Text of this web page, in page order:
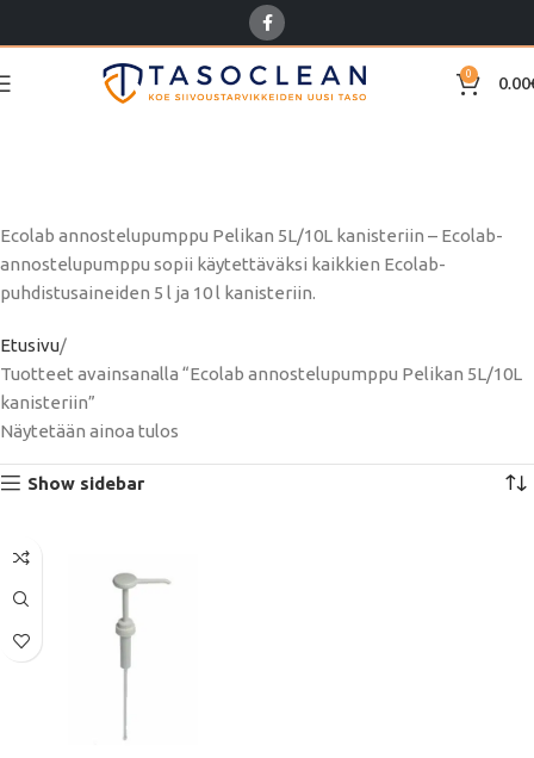
0 0.00
Ecolab annostelupumppu Pelikan 5L/10L kanisteriin – Ecolab-
annostelupumppu sopii käytettäväksi kaikkien Ecolab-
puhdistusaineiden 5 l ja 10 l kanisteriin.
Etusivu
Tuotteet avainsanalla “Ecolab annostelupumppu Pelikan 5L/10L
kanisteriin”
Näytetään ainoa tulos
Show sidebar